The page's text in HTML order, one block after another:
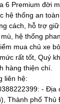
6 Premium đời
hệ thống an
cách, hỗ trợ
hệ thống
mua chủ xe
rất tốt, Quý
hàng thiện chí.
liên hệ:
- Địa
Thành phố Thủ